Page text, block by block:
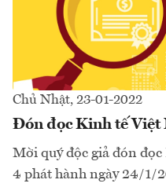
Chủ Nhật, 23-01-2022
Đón đọc Kinh tế Việt
Mời quý độc giả đón
4 phát hành ngày 24/1/